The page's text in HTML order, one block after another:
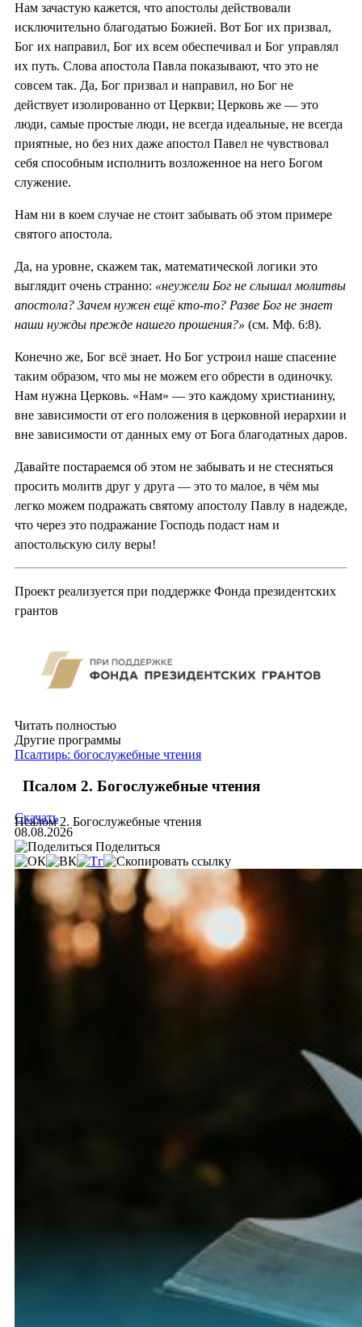
Нам зачастую кажется, что апостолы действовали
исключительно благодатью Божией. Вот Бог их призвал,
Бог их направил, Бог их всем обеспечивал и Бог управлял
их путь. Слова апостола Павла показывают, что это не
совсем так. Да, Бог призвал и направил, но Бог не
действует изолированно от Церкви; Церковь же — это
люди, самые простые люди, не всегда идеальные, не всегда
приятные, но без них даже апостол Павел не чувствовал
себя способным исполнить возложенное на него Богом
служение.
Нам ни в коем случае не стоит забывать об этом примере
святого апостола.
Да, на уровне, скажем так, математической логики это
выглядит очень странно: «неужели Бог не слышал молитвы
апостола? Зачем нужен ещё кто-то? Разве Бог не знает
наши нужды прежде нашего прошения?» (см. Мф. 6:8).
Конечно же, Бог всё знает. Но Бог устроил наше спасение
таким образом, что мы не можем его обрести в одиночку.
Нам нужна Церковь. «Нам» — это каждому христианину,
вне зависимости от его положения в церковной иерархии и
вне зависимости от данных ему от Бога благодатных даров.
Давайте постараемся об этом не забывать и не стесняться
просить молитв друг у друга — это то малое, в чём мы
легко можем подражать святому апостолу Павлу в надежде,
что через это подражание Господь подаст нам и
апостольскую силу веры!
Проект реализуется при поддержке Фонда президентских
грантов
Читать полностью
Другие программы
Псалтирь: богослужебные чтения
Псалом 2. Богослужебные чтения
Псалом 2. Богослужебные чтения
Скачать
08.08.2026
Поделиться